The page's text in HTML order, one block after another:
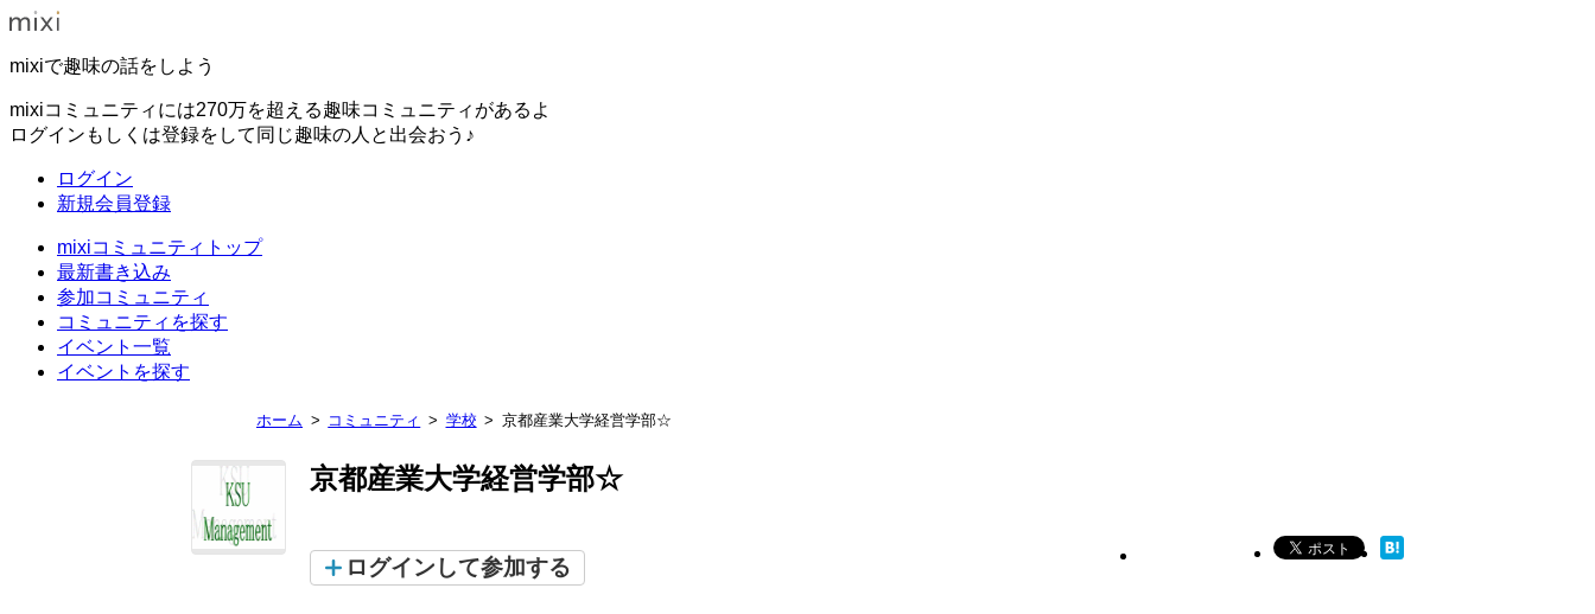
mixiで趣味の話をしよう
mixiコミュニティには270万を超える趣味コミュニティがあるよ
ログインもしくは登録をして同じ趣味の人と出会おう♪
ログイン
新規会員登録
mixiコミュニティトップ
最新書き込み
参加コミュニティ
コミュニティを探す
イベント一覧
イベントを探す
ホーム コミュニティ 学校 京都産業大学経営学部☆
京都産業大学経営学部☆
ログインして参加する